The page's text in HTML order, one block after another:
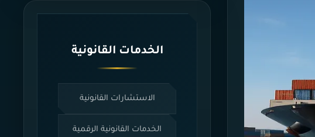
الخدمات القانونية
الاستشارات القانونية
الخدمات القانونية الرقمية